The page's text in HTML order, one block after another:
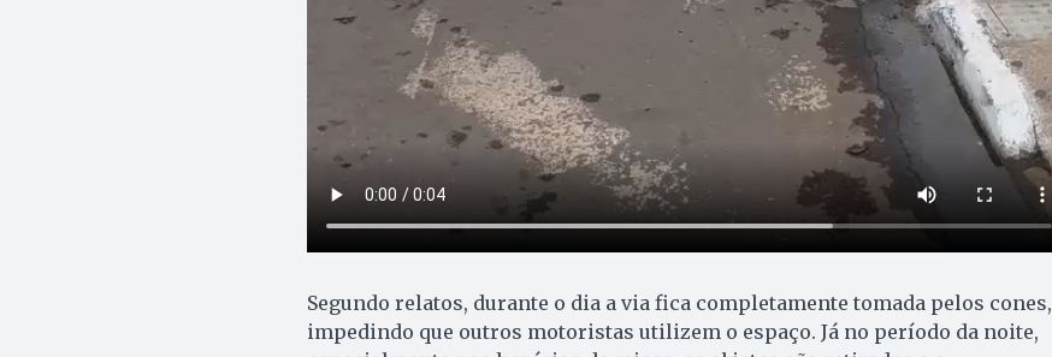
Segundo relatos, durante o dia a via fica completamente tomada pelos cones,
impedindo que outros motoristas utilizem o espaço. Já no período da noite,